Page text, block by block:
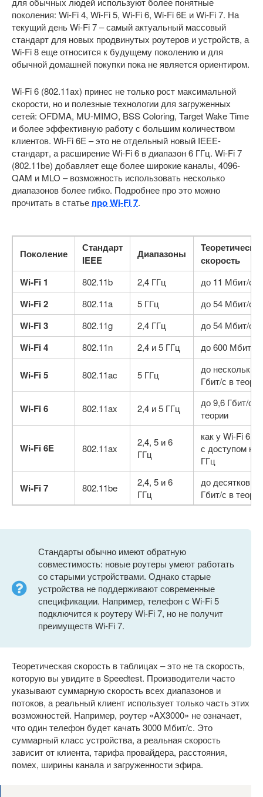
поколения: Wi-Fi 4, Wi-Fi 5, Wi-Fi 6, Wi-Fi 6E и Wi-Fi 7. На
текущий день Wi-Fi 7 – самый актуальный массовый
стандарт для новых продвинутых роутеров и устройств, а
Wi-Fi 8 еще относится к будущему поколению и для
обычной домашней покупки пока не является ориентиром.
Wi-Fi 6 (802.11ax) принес не только рост максимальной
скорости, но и полезные технологии для загруженных
сетей: OFDMA, MU-MIMO, BSS Coloring, Target Wake Time
и более эффективную работу с большим количеством
клиентов. Wi-Fi 6E – это не отдельный новый IEEE-
стандарт, а расширение Wi-Fi 6 в диапазон 6 ГГц. Wi-Fi 7
(802.11be) добавляет еще более широкие каналы, 4096-
QAM и MLO – возможность использовать несколько
диапазонов более гибко. Подробнее про это можно
прочитать в статье про Wi-Fi 7.
Поколение
Стандарт
IEEE
Диапазоны
скорость
Wi-Fi 1
802.11b 2,4 ГГц до 11 Мбит/с
Wi-Fi 2 802.11a 5 ГГц до 54 Мбит/с
Wi-Fi 3 802.11g 2,4 ГГц до 54 Мбит/с
Wi-Fi 4 802.11n 2,4 и 5 ГГц до 600 Мбит/с
Wi-Fi 5 802.11ac 5 ГГц
до нескольких
Гбит/с в теории
Wi-Fi 6 802.11ax 2,4 и 5 ГГц
до 9,6 Гбит/с в
теории
Wi-Fi 6E 802.11ax
2,4, 5 и 6
ГГц
как у Wi-Fi 6,
с доступом к 6
ГГц
Wi-Fi 7 802.11be
2,4, 5 и 6
ГГц
до десятков
Гбит/с в теории
Стандарты обычно имеют обратную
совместимость: новые роутеры умеют работать
со старыми устройствами. Однако старые
устройства не поддерживают современные
спецификации. Например, телефон с Wi-Fi 5
подключится к роутеру Wi-Fi 7, но не получит
преимуществ Wi-Fi 7.
Теоретическая скорость в таблицах – это не та скорость,
которую вы увидите в Speedtest. Производители часто
указывают суммарную скорость всех диапазонов и
потоков, а реальный клиент использует только часть этих
возможностей. Например, роутер «AX3000» не означает,
что один телефон будет качать 3000 Мбит/с. Это
суммарный класс устройства, а реальная скорость
зависит от клиента, тарифа провайдера, расстояния,
помех, ширины канала и загруженности эфира.